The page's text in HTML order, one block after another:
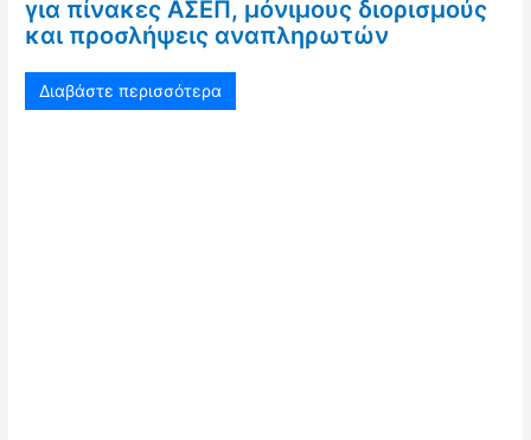
για πίνακες ΑΣΕΠ, μόνιμους διορισμούς
και προσλήψεις αναπληρωτών
Διαβάστε περισσότερα